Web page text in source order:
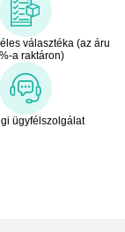
választéka (az áru
a raktáron)
ügyfélszolgálat